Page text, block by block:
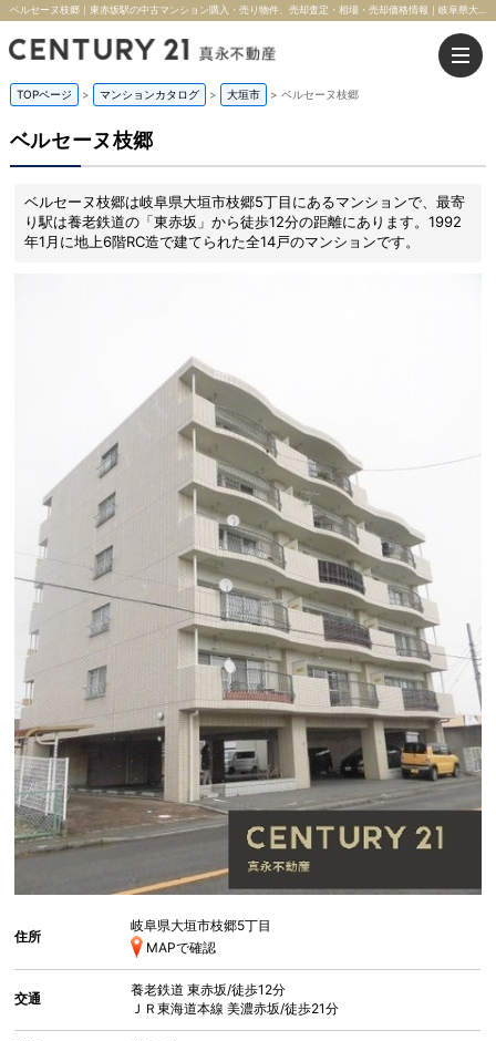
ベルセーヌ枝郷｜東赤坂駅の中古マンション購入・売り物件、売却査定・相場・売却価格情報｜岐阜県大垣市枝郷5丁目のマンション情報｜株式会社真永不動産
TOPページ > マンションカタログ > 大垣市 > ベルセーヌ枝郷
ベルセーヌ枝郷
ベルセーヌ枝郷は岐阜県大垣市枝郷5丁目にあるマンションで、最寄
り駅は養老鉄道の「東赤坂」から徒歩12分の距離にあります。1992
年1月に地上6階RC造で建てられた全14戸のマンションです。
住所
岐阜県大垣市枝郷5丁目
MAPで確認
交通
養老鉄道東赤坂/徒歩12分
ＪＲ東海道本線美濃赤坂/徒歩21分